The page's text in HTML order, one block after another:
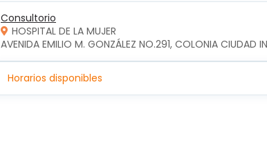
Consultorio
HOSPITAL DE LA MUJER
AVENIDA EMILIO M. GONZÁLEZ NO.291, COLONIA CIUDAD
Horarios disponibles